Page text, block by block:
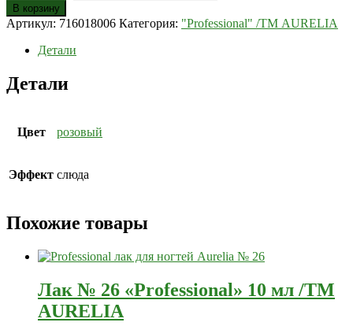
В корзину
Артикул: 716018006 Категория: "Professional" /ТМ AURELIA
Детали
Детали
Цвет розовый
Эффект слюда
Похожие товары
Лак № 26 «Professional» 10 мл /ТМ
AURELIA